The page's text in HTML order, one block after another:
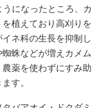
になったところ、カ
植えており高刈りを
ネ科の生長を抑制し
蛛などが増えカメム
薬を使わずにすみ助
す。